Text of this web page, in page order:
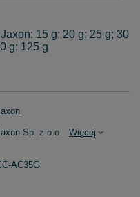
15 g; 20 g; 25 g; 30
g; 125 g
Sp. z o.o. Więcej
AC35G